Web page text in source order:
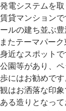
電システムを
貸マンション
ルの建ち並ぶ
たテーマパー
近なスポット
園等があり、
にはお勧めで
はお洒落な印
る造りとなっ